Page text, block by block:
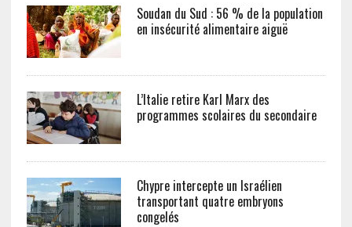
Soudan du Sud : 56 % de la population
en insécurité alimentaire aiguë
L’Italie retire Karl Marx des
programmes scolaires du secondaire
Chypre intercepte un Israélien
transportant quatre embryons
congelés